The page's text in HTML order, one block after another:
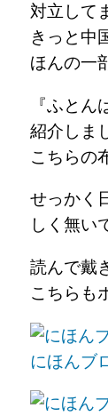
対立して
きっと中
ほんの一
『ふと
紹介しま
こちらの
せっかく
しく無い
読んで戴
こちらも
にほんブ